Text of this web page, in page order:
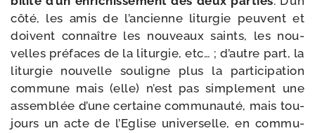
côté, les amis de l’ancienne litur­gie peuvent et
doivent connaître les nou­veaux saints, les nou­
velles pré­faces de la litur­gie, etc… ; d’autre part, la
litur­gie nou­velle sou­ligne plus la par­ti­ci­pa­tion
com­mune mais (elle) n’est pas sim­ple­ment une
assem­blée d’une cer­taine com­mu­nau­té, mais tou­
jours un acte de l’Eglise uni­ver­selle, en com­mu­